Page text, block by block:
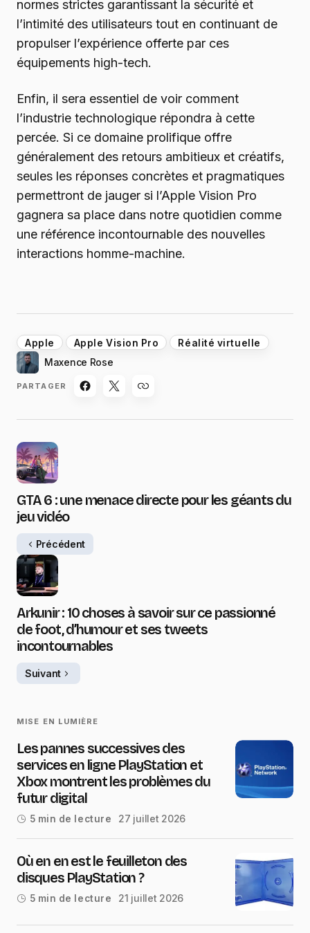
normes strictes garantissant la sécurité et
l’intimité des utilisateurs tout en continuant de
propulser l’expérience offerte par ces
équipements high-tech.
Enfin, il sera essentiel de voir comment
l’industrie technologique répondra à cette
percée. Si ce domaine prolifique offre
généralement des retours ambitieux et créatifs,
seules les réponses concrètes et pragmatiques
permettront de jauger si l’Apple Vision Pro
gagnera sa place dans notre quotidien comme
une référence incontournable des nouvelles
interactions homme-machine.
Apple Apple Vision Pro Réalité virtuelle
Maxence Rose
PARTAGER
GTA 6 : une menace directe pour les géants du
jeu vidéo
Précédent
Arkunir : 10 choses à savoir sur ce passionné
de foot, d’humour et ses tweets
incontournables
Suivant
MISE EN LUMIÈRE
Les pannes successives des
services en ligne PlayStation et
Xbox montrent les problèmes du
futur digital
5 min de lecture 27 juillet 2026
Où en en est le feuilleton des
disques PlayStation ?
5 min de lecture 21 juillet 2026